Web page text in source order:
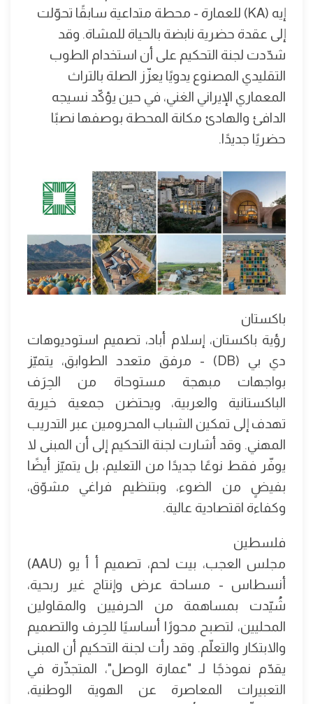
إيه (KA) للعمارة - محطة متداعية سابقًا تحوّلت
إلى عقدة حضرية نابضة بالحياة للمشاة. وقد
شدّدت لجنة التحكيم على أن استخدام الطوب
التقليدي المصنوع يدويًا يعزّز الصلة بالتراث
المعماري الإيراني الغني، في حين يؤكّد نسيجه
الدافئ والهادئ مكانة المحطة بوصفها نصبًا
حضريًا جديدًا.
باكستان
رؤية باكستان، إسلام أباد، تصميم استوديوهات
دي بي (DB) - مرفق متعدد الطوابق، يتميّز
بواجهات مبهجة مستوحاة من الحِرَف
الباكستانية والعربية، ويحتضن جمعية خيرية
تهدف إلى تمكين الشباب المحرومين عبر التدريب
المهني. وقد أشارت لجنة التحكيم إلى أن المبنى لا
يوفّر فقط نوعًا جديدًا من التعليم، بل يتميّز أيضًا
بفيضٍ من الضوء، وبتنظيم فراغي مشوّق،
وكفاءة اقتصادية عالية.
فلسطين
مجلس العجب، بيت لحم، تصميم أ أ يو (AAU)
أنسطاس - مساحة عرض وإنتاج غير ربحية،
شُيّدت بمساهمة من الحرفيين والمقاولين
المحليين، لتصبح محورًا أساسيًا للحِرف والتصميم
والابتكار والتعلّم. وقد رأت لجنة التحكيم أن المبنى
يقدّم نموذجًا لـ "عمارة الوصل"، المتجذّرة في
التعبيرات المعاصرة عن الهوية الوطنية،